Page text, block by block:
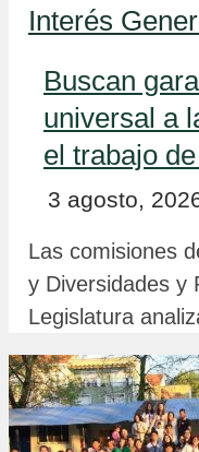
Interés
Buscan
universal a
el trabajo
3 agosto,
Las comisiones
y Diversidades y
Legislatura